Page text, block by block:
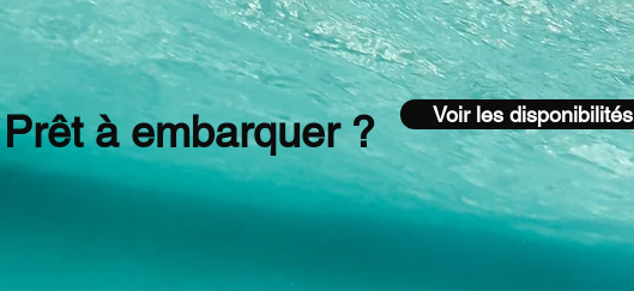
Prêt à embarquer ? Voir les disponibilités